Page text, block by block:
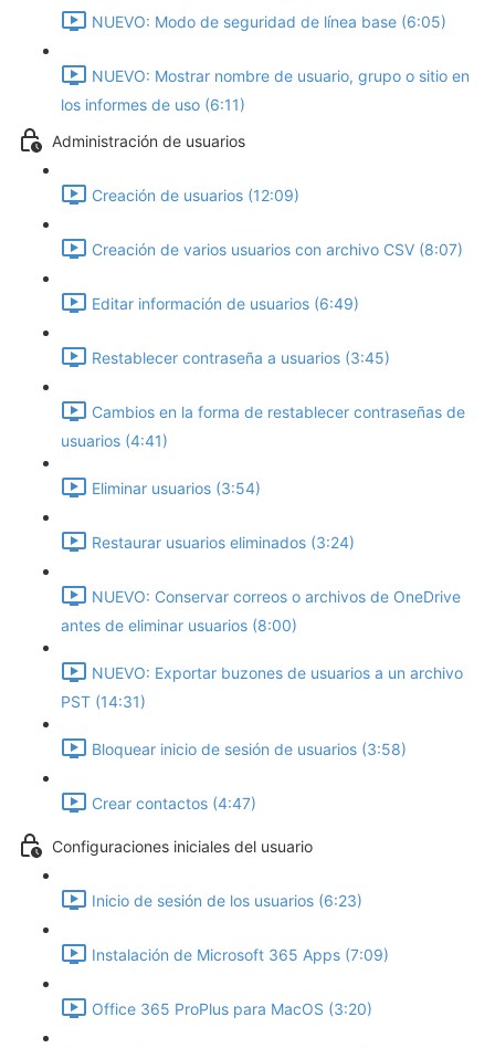
NUEVO: Modo de seguridad de línea base‎ (6:05)
NUEVO: Mostrar nombre de usuario, grupo o sitio en
los informes de uso (6:11)
Administración de usuarios
Creación de usuarios (12:09)
Creación de varios usuarios con archivo CSV (8:07)
Editar información de usuarios (6:49)
Restablecer contraseña a usuarios (3:45)
Cambios en la forma de restablecer contraseñas de
usuarios (4:41)
Eliminar usuarios (3:54)
Restaurar usuarios eliminados (3:24)
NUEVO: Conservar correos o archivos de OneDrive
antes de eliminar usuarios (8:00)
NUEVO: Exportar buzones de usuarios a un archivo
PST (14:31)
Bloquear inicio de sesión de usuarios (3:58)
Crear contactos (4:47)
Configuraciones iniciales del usuario
Inicio de sesión de los usuarios (6:23)
Instalación de Microsoft 365 Apps (7:09)
Office 365 ProPlus para MacOS (3:20)